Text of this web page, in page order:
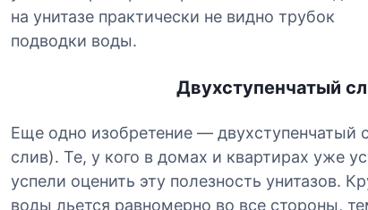
на унитазе практически не видно трубок
подводки воды.
Двухступенчатый
Еще одно изобретение —
слив). Те, y кого в домах и квартирах уже
успели оценить эту полезность унитазов.
воды льется равномерно во все стороны,